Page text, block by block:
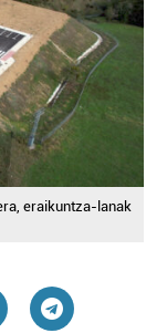
eraikuntza-lanak